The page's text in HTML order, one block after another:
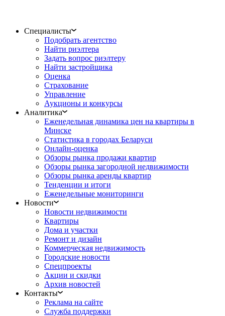
Специалисты
Подобрать агентство
Найти риэлтера
Задать вопрос риэлтеру
Найти застройщика
Оценка
Страхование
Управление
Аукционы и конкурсы
Аналитика
Еженедельная динамика цен на квартиры в
Минске
Статистика в городах Беларуси
Онлайн-оценка
Обзоры рынка продажи квартир
Обзоры рынка загородной недвижимости
Обзоры рынка аренды квартир
Тенденции и итоги
Еженедельные мониторинги
Новости
Новости недвижимости
Квартиры
Дома и участки
Ремонт и дизайн
Коммерческая недвижимость
Городские новости
Спецпроекты
Акции и скидки
Архив новостей
Контакты
Реклама на сайте
Служба поддержки